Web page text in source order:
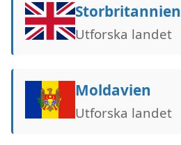
Storbritannien
Utforska landet
Moldavien
Utforska landet